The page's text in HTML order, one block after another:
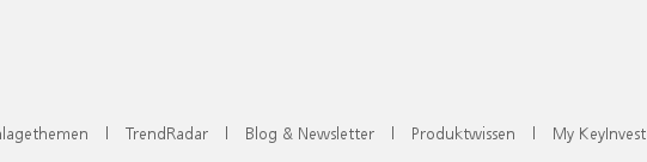
| TrendRadar | Blog & Newsletter | Produktwissen | My KeyInvest